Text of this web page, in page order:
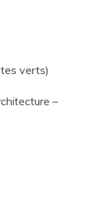
verts)
–